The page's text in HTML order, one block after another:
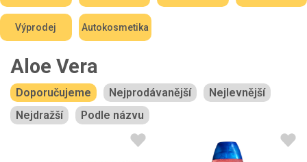
Výprodej Autokosmetika
Aloe Vera
Doporučujeme Nejprodávanější
Nejlevnější
Nejdražší
Podle názvu